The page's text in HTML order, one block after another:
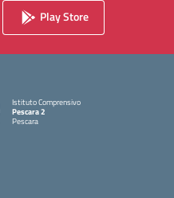
Play Store
Istituto Comprensivo
Pescara 2
Pescara